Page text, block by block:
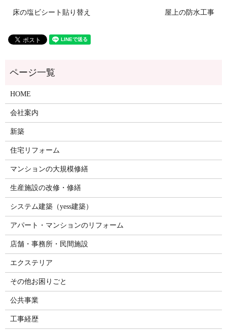
床の塩ビシート貼り替え 屋上の防水工事
HOME
会社案内
新築
住宅リフォーム
マンションの大規模修繕
生産施設の改修・修繕
システム建築（yess建築）
アパート・マンションのリフォーム
店舗・事務所・民間施設
エクステリア
その他お困りごと
公共事業
工事経歴